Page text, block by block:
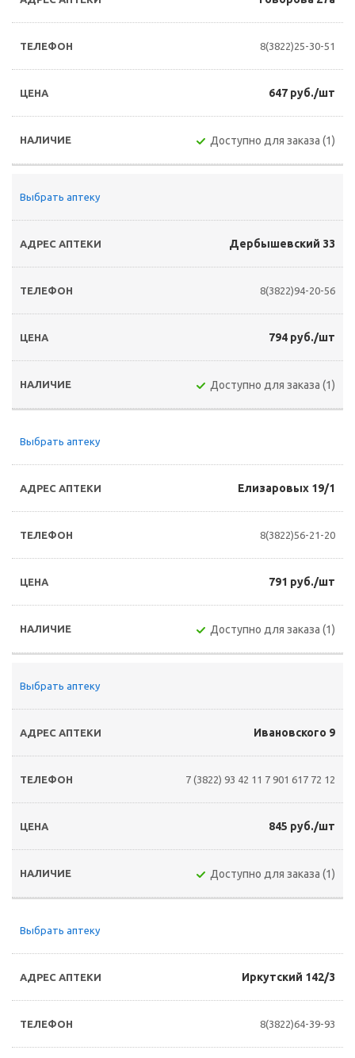
8(3822)25-30-51
647 руб./шт
Доступно для заказа (1)
Выбрать аптеку
Дербышевский 33
8(3822)94-20-56
794 руб./шт
Доступно для заказа (1)
Выбрать аптеку
Елизаровых 19/1
8(3822)56-21-20
791 руб./шт
Доступно для заказа (1)
Выбрать аптеку
Ивановского 9
7 (3822) 93 42 11 7 901 617 72 12
845 руб./шт
Доступно для заказа (1)
Выбрать аптеку
Иркутский 142/3
8(3822)64-39-93